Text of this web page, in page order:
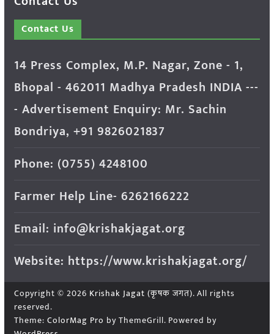
Contact Us
14 Press Complex, M.P. Nagar, Zone - 1,
Bhopal - 462011 Madhya Pradesh INDIA ---
- Advertisement Enquiry: Mr. Sachin
Bondriya, +91 9826021837
Phone: (0755) 4248100
Farmer Help Line- 6262166222
Email: info@krishakjagat.org
Website: https://www.krishakjagat.org/
Copyright © 2026 Krishak Jagat (कृषक जगत). All rights
reserved.
Theme: ColorMag Pro by ThemeGrill. Powered by